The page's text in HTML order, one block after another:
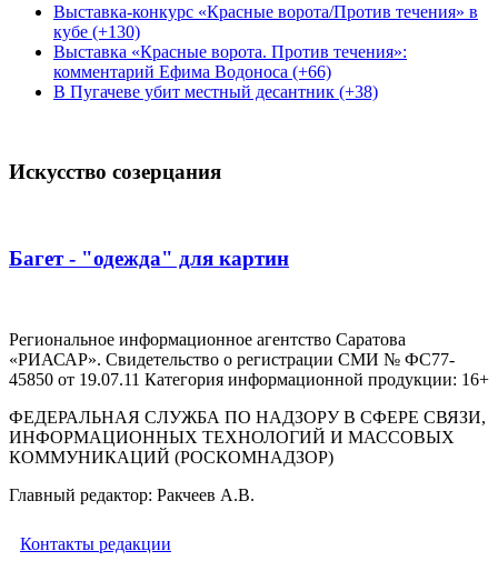
Выставка-конкурс «Красные ворота/Против течения» в
кубе (+130)
Выставка «Красные ворота. Против течения»:
комментарий Ефима Водоноса (+66)
В Пугачеве убит местный десантник (+38)
Искусство созерцания
Багет - "одежда" для картин
Региональное информационное агентство Саратова
«РИАСАР». Свидетельство о регистрации СМИ № ФС77-
45850 от 19.07.11 Категория информационной продукции: 16+
ФЕДЕРАЛЬНАЯ СЛУЖБА ПО НАДЗОРУ В СФЕРЕ СВЯЗИ,
ИНФОРМАЦИОННЫХ ТЕХНОЛОГИЙ И МАССОВЫХ
КОММУНИКАЦИЙ (РОСКОМНАДЗОР)
Главный редактор: Ракчеев А.В.
Контакты редакции